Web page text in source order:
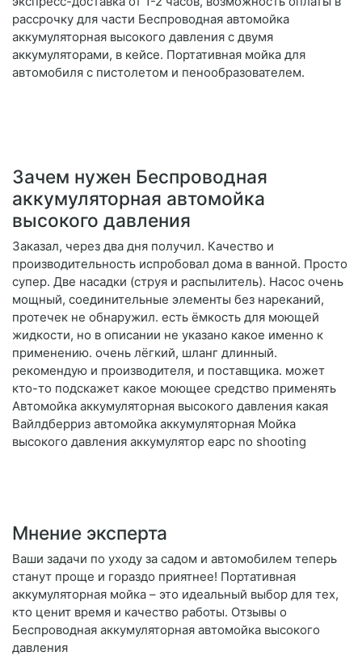
рассрочку для части Беспроводная автомойка
аккумуляторная высокого давления с двумя
аккумуляторами, в кейсе. Портативная мойка для
автомобиля с пистолетом и пенообразователем.
Зачем нужен Беспроводная
аккумуляторная автомойка
высокого давления
Заказал, через два дня получил. Качество и
производительность испробовал дома в ванной. Просто
супер. Две насадки (струя и распылитель). Насос очень
мощный, соединительные элементы без нареканий,
протечек не обнаружил. есть ёмкость для моющей
жидкости, но в описании не указано какое именно к
применению. очень лёгкий, шланг длинный.
рекомендую и производителя, и поставщика. может
кто-то подскажет какое моющее средство применять
Автомойка аккумуляторная высокого давления какая
Вайлдберриз автомойка аккумуляторная Мойка
высокого давления аккумулятор eapc no shooting
Мнение эксперта
Ваши задачи по уходу за садом и автомобилем теперь
станут проще и гораздо приятнее! Портативная
аккумуляторная мойка – это идеальный выбор для тех,
кто ценит время и качество работы. Отзывы о
Беспроводная аккумуляторная автомойка высокого
давления